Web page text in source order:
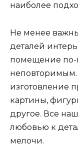
наиболее
Не менее
деталей
помещение по-
неповторимым.
изготовление
картины,
другое. Все
любовью к
мелочи.